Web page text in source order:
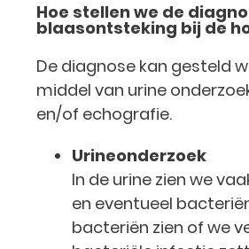
Hoe stellen we de
blaasontsteking bij de
De diagnose kan gesteld
middel van urine
en/of echografie.
Urineonderzoek
In de urine zien we
en eventueel
bacteriën zien of we